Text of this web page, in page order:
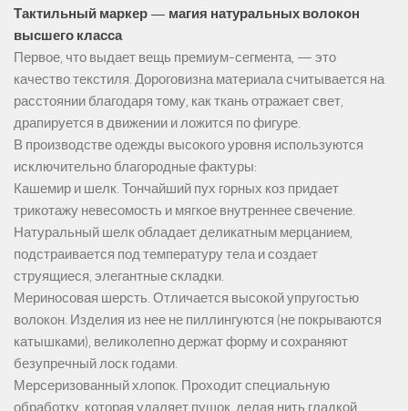
Тактильный маркер — магия натуральных волокон
высшего класса
Первое, что выдает вещь премиум-сегмента, — это
качество текстиля. Дороговизна материала считывается на
расстоянии благодаря тому, как ткань отражает свет,
драпируется в движении и ложится по фигуре.
В производстве одежды высокого уровня используются
исключительно благородные фактуры:
Кашемир и шелк. Тончайший пух горных коз придает
трикотажу невесомость и мягкое внутреннее свечение.
Натуральный шелк обладает деликатным мерцанием,
подстраивается под температуру тела и создает
струящиеся, элегантные складки.
Мериносовая шерсть. Отличается высокой упругостью
волокон. Изделия из нее не пиллингуются (не покрываются
катышками), великолепно держат форму и сохраняют
безупречный лоск годами.
Мерсеризованный хлопок. Проходит специальную
обработку, которая удаляет пушок, делая нить гладкой,